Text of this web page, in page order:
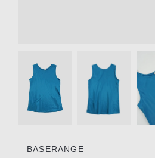
SHIP)
アカウントの管理
お支払いについて
特定商取引法にもとづく
Privacy Policy
BASERANGE